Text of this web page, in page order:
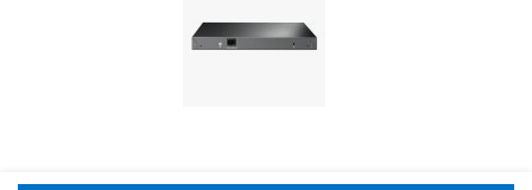
Комплектующие ПК